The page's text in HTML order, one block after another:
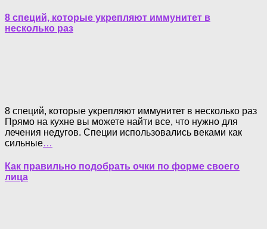
8 специй, которые укрепляют иммунитет в
несколько раз
8 специй, которые укрепляют иммунитет в несколько раз
Прямо на кухне вы можете найти все, что нужно для
лечения недугов. Специи использовались веками как
сильные…
Как правильно подобрать очки по форме своего
лица